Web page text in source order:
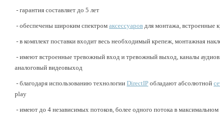
- гарантия составляет до 5 лет
- обеспечены широким спектром аксессуаров для монтажа, встроенные
- в комплект поставки входит весь необходимый крепеж, монтажная
- имеют встроенные тревожный вход и тревожный выход, каналы
аналоговый видеовыход
- благодаря использованию технологии DirectIP обладают абсолютной
play
- имеют до 4 независимых потоков, более одного потока в